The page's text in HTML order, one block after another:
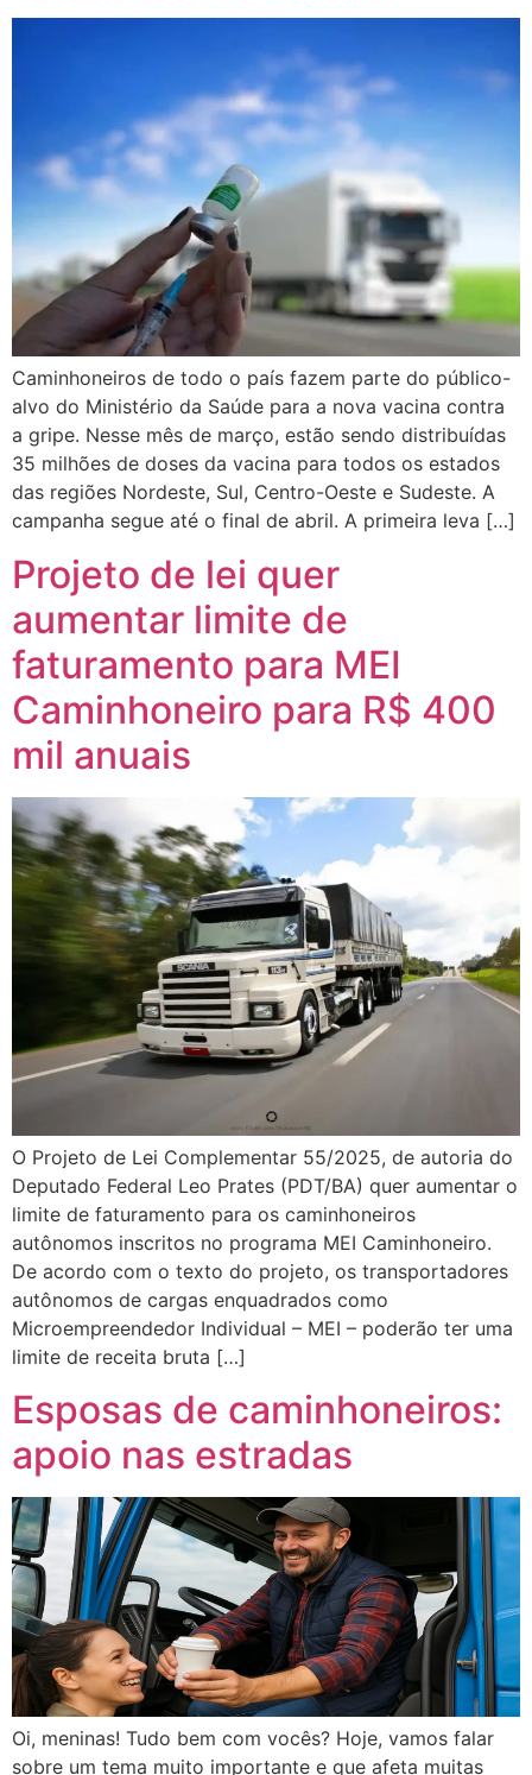
Caminhoneiros de todo o país fazem parte do público-
alvo do Ministério da Saúde para a nova vacina contra
a gripe. Nesse mês de março, estão sendo distribuídas
35 milhões de doses da vacina para todos os estados
das regiões Nordeste, Sul, Centro-Oeste e Sudeste. A
campanha segue até o final de abril. A primeira leva […]
Projeto de lei quer
aumentar limite de
faturamento para MEI
Caminhoneiro para R$ 400
mil anuais
O Projeto de Lei Complementar 55/2025, de autoria do
Deputado Federal Leo Prates (PDT/BA) quer aumentar o
limite de faturamento para os caminhoneiros
autônomos inscritos no programa MEI Caminhoneiro.
De acordo com o texto do projeto, os transportadores
autônomos de cargas enquadrados como
Microempreendedor Individual – MEI – poderão ter uma
limite de receita bruta […]
Esposas de caminhoneiros:
apoio nas estradas
Oi, meninas! Tudo bem com vocês? Hoje, vamos falar
sobre um tema muito importante e que afeta muitas